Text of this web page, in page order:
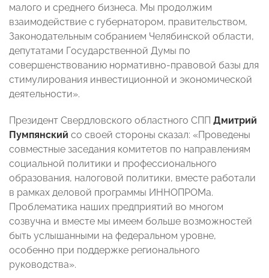
малого и среднего бизнеса. Мы продолжим
взаимодействие с губернатором, правительством,
Законодательным собранием Челябинской области,
депутатами Государственной Думы по
совершенствованию нормативно-правовой базы для
стимулирования инвестиционной и экономической
деятельности».
Президент Свердловского областного СПП Дмитрий
Пумпянский со своей стороны сказал: «Проведены
совместные заседания комитетов по направлениям
социальной политики и профессионального
образования, налоговой политики, вместе работали
в рамках деловой программы ИННОПРОМа.
Проблематика наших предприятий во многом
созвучна и вместе мы имеем больше возможностей
быть услышанными на федеральном уровне,
особенно при поддержке регионального
руководства».